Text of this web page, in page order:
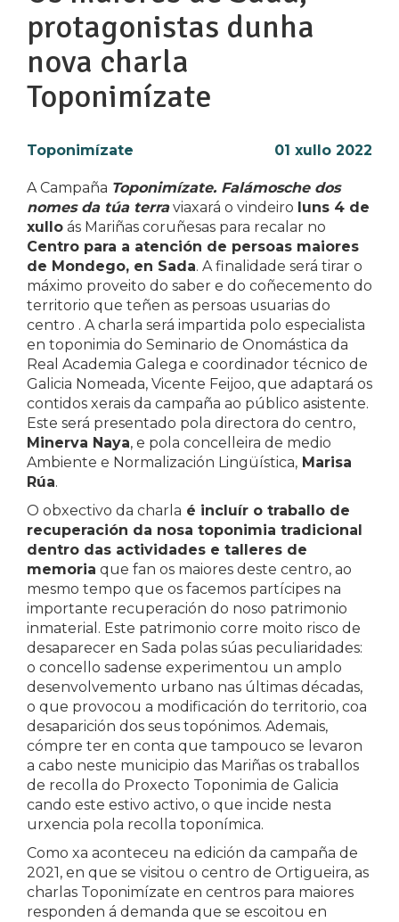
protagonistas dunha
nova charla
Toponimízate
01 xullo 2022
Toponimízate
A Campaña Toponimízate. Falámosche dos
nomes da túa terraviaxará o vindeiro luns 4 de
xullo ás Mariñas coruñesas para recalar no
Centro para a atención de persoas maiores
de Mondego, en Sada. A finalidade será tirar o
máximo proveito do saber e do coñecemento do
territorio que teñen as persoas usuarias do
centro . A charla será impartida polo especialista
en toponimia do Seminario de Onomástica da
Real Academia Galega e coordinador técnico de
Galicia Nomeada, Vicente Feijoo, que adaptará os
contidos xerais da campaña ao público asistente.
Este será presentado pola directora do centro,
Minerva Naya, e pola concelleira de medio
Ambiente e Normalización Lingüística, Marisa
Rúa.
O obxectivo da charla é incluír o traballo de
recuperación da nosa toponimia tradicional
dentro das actividades e talleres de
memoria que fan os maiores deste centro, ao
mesmo tempo que os facemos partícipes na
importante recuperación do noso patrimonio
inmaterial. Este patrimonio corre moito risco de
desaparecer en Sada polas súas peculiaridades:
o concello sadense experimentou un amplo
desenvolvemento urbano nas últimas décadas,
o que provocou a modificación do territorio, coa
desaparición dos seus topónimos. Ademais,
cómpre ter en conta que tampouco se levaron
a cabo neste municipio das Mariñas os traballos
de recolla do Proxecto Toponimia de Galicia
cando este estivo activo, o que incide nesta
urxencia pola recolla toponímica.
Como xa aconteceu na edición da campaña de
2021, en que se visitou o centro de Ortigueira, as
charlas Toponimízate en centros para maiores
responden á demanda que se escoitou en